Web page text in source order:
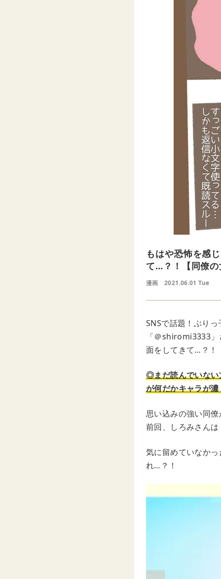
もはや恐怖を感
て…？！【同僚の
漫画 2021.06.01 Tue
SNSで話題！ぶり
「＠shiromi3333
面をしてきて…？！
◎まだ読んでいない
が何だかキャラが
思い込みの強い同
前回、しろみさん
気に留めていなか
れ…？！